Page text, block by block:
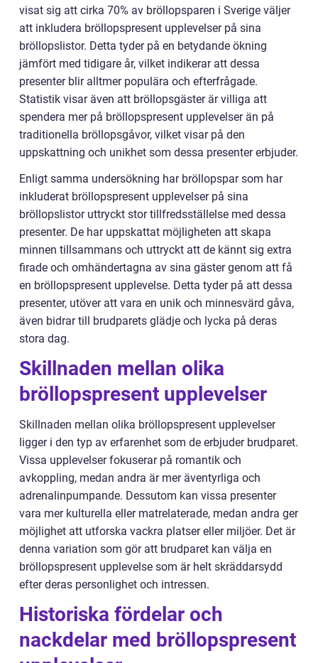
visat sig att cirka 70% av bröllopsparen i Sverige väljer
att inkludera bröllopspresent upplevelser på sina
bröllopslistor. Detta tyder på en betydande ökning
jämfört med tidigare år, vilket indikerar att dessa
presenter blir alltmer populära och efterfrågade.
Statistik visar även att bröllopsgäster är villiga att
spendera mer på bröllopspresent upplevelser än på
traditionella bröllopsgåvor, vilket visar på den
uppskattning och unikhet som dessa presenter erbjuder.
Enligt samma undersökning har bröllopspar som har
inkluderat bröllopspresent upplevelser på sina
bröllopslistor uttryckt stor tillfredsställelse med dessa
presenter. De har uppskattat möjligheten att skapa
minnen tillsammans och uttryckt att de kännt sig extra
firade och omhändertagna av sina gäster genom att få
en bröllopspresent upplevelse. Detta tyder på att dessa
presenter, utöver att vara en unik och minnesvärd gåva,
även bidrar till brudparets glädje och lycka på deras
stora dag.
Skillnaden mellan olika
bröllopspresent upplevelser
Skillnaden mellan olika bröllopspresent upplevelser
ligger i den typ av erfarenhet som de erbjuder brudparet.
Vissa upplevelser fokuserar på romantik och
avkoppling, medan andra är mer äventyrliga och
adrenalinpumpande. Dessutom kan vissa presenter
vara mer kulturella eller matrelaterade, medan andra ger
möjlighet att utforska vackra platser eller miljöer. Det är
denna variation som gör att brudparet kan välja en
bröllopspresent upplevelse som är helt skräddarsydd
efter deras personlighet och intressen.
Historiska fördelar och
nackdelar med bröllopspresent